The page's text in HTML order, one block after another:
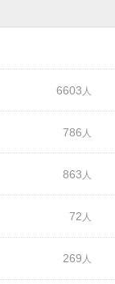
6603
786
863
72
269